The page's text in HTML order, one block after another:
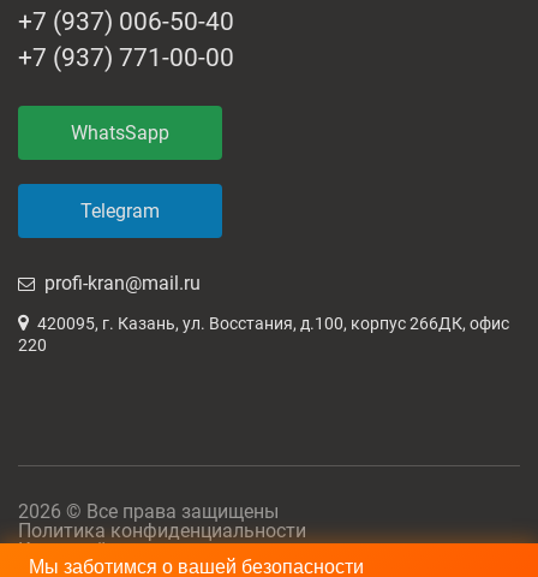
+7 (937) 006-50-40
+7 (937) 771-00-00
WhatsSapp
Telegram
profi-kran@mail.ru
420095, г. Казань, ул. Восстания, д.100, корпус 266ДК, офис
220
2026 © Все права защищены
Политика конфиденциальности
Карта сайта
Мы заботимся о вашей безопасности